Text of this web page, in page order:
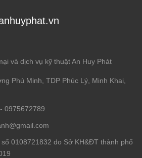
và dịch vụ kỹ thuật An Huy Phát
Phú Minh, TDP Phúc Lý, Minh Khai,
- 0975672789
0108721832 do Sở KH&ĐT thành phố